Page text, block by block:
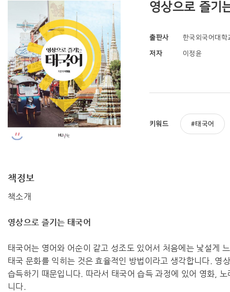
영상으로 즐기
출판사 한국외국어대학
저자 이정윤
키워드 태국어
책정보
책소개
영상으로 즐기는 태국어
태국어는 영어와 어순이 같고 성조도 있어서 처음에는 낯설게
태국 문화를 익히는 것은 효율적인 방법이라고 생각합니다. 영
습득하기 때문입니다. 따라서 태국어 습득 과정에 있어 영화,
니다.